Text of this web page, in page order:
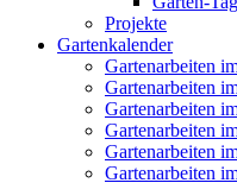
Projekte
Gartenkalender
Gartenarbeiten
Gartenarbeiten
Gartenarbeiten
Gartenarbeiten
Gartenarbeiten
Gartenarbeiten